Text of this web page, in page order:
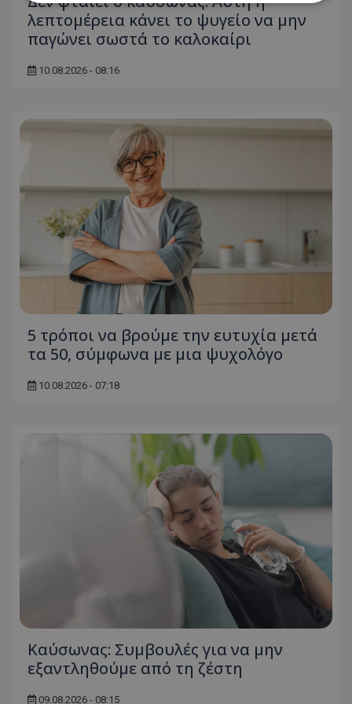
λεπτομέρεια κάνει το ψυγείο να μην
παγώνει σωστά το καλοκαίρι
10.08.2026 - 08:16
5 τρόποι να βρούμε την ευτυχία μετά
τα 50, σύμφωνα με μια ψυχολόγο
10.08.2026 - 07:18
Kαύσωνας: Συμβουλές για να μην
εξαντληθούμε από τη ζέστη
09.08.2026 - 08:15
Απολύτως απαραίτητα
Απόδοσης
βασικές λειτουργίες του ιστότοπου, όπως τη
σύνδεση χρήστη και τη διαχείριση λογαριασμού.
Ο ιστότοπος δεν μπορεί να χρησιμοποιηθεί σωστά
χωρίς τα απολύτως απαραίτητα cookies.
Ονοματεπώνυμο
usprivacy
YouTube
.youtube.com